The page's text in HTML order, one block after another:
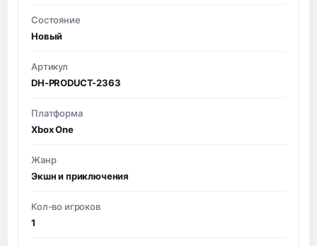
Состояние
Новый
Артикул
DH-PRODUCT-2363
Платформа
Xbox One
Жанр
Экшн и приключения
Кол-во игроков
1